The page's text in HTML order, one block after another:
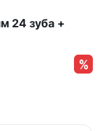
24 зуба +